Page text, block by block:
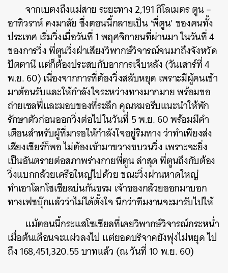
จากเบตงถึงแม่สาย ระยะทาง 2,191 กิโลเมตร ตูน –
อาทิวราห์ คงมาลัย ซึ่งตอนนี้กลายเป็น ‘พี่ตูน’ ของคนทั้ง
ประเทศ เริ่มวิ่งเมื่อวันที่ 1 พฤศจิกายนที่ผ่านมา ในวันที่ 4
ของการวิ่ง พี่ตูนวิ่งฝ่าเสียงวิพากษ์วิจารณ์จนมาถึงจังหวัด
ปัตตานี แต่ก็ต้องประสบกับอาการเจ็บหลัง (วันเสาร์ที่ 4
พ.ย. 60) เนื่องจากการที่ต้องวิ่งสลับหยุด เพราะมีผู้คนเข้า
มาต้อนรับและให้กำลังใจระหว่างทางมากมาย พร้อมขอ
ถ่ายเซลฟี่และมอบของที่ระลึก คุณหมอรีบแนะนำให้พัก
รักษาตัวก่อนออกวิ่งต่อไปในวันที่ 5 พ.ย. 60 พร้อมมีคำ
เตือนสำหรับผู้ที่มารอให้กำลังใจอยู่ริมทาง ว่าทำเพียงส่ง
เสียงเชียร์ก็พอ ไม่ต้องเข้ามาขวางขบวนวิ่ง เพราะจะยิ่ง
เป็นอันตรายต่อสภาพร่างกายพี่ตูน ล่าสุด พี่ตูนถึงกับต้อง
วิ่งแบกกล้วยเครือใหญ่ไปด้วย ขณะวิ่งผ่านหาดใหญ่
ทำเอาโลกโซเชียลบ่นกันขรม เจ้าของกล้วยออกมาบอก
ทางเฟซบุ๊กแล้วว่าไม่ได้ตั้งใจ นึกว่าทีมงานจะมารับไปให้
แม้ตอนนี้กระแสโซเชียลที่เคยวิพากษ์วิจารณ์กระหน่ำ
เมื่อต้นเดือนจะแผ่วลงไป แต่ยอดบริจาคยังพุ่งไม่หยุด ไป
ถึง 168,451,320.55 บาทแล้ว (ณ วันที่ 10 พ.ย. 60)